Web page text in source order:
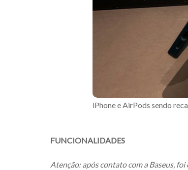
iPhone e AirPods sendo
FUNCIONALIDADES
Atenção: após contato com a Baseus,